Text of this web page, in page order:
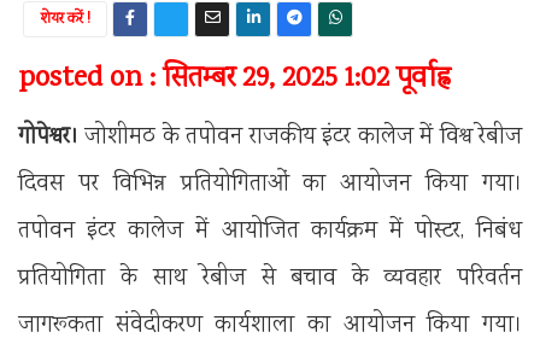
शेयर करें !
posted on : सितम्बर 29, 2025 1:02 पूर्वाह्न
गोपेश्वर। जोशीमठ के तपोवन राजकीय इंटर कालेज में विश्व रेबीज
दिवस पर विभिन्न प्रतियोगिताओं का आयोजन किया गया।
तपोवन इंटर कालेज में आयोजित कार्यक्रम में पोस्टर, निबंध
प्रतियोगिता के साथ रेबीज से बचाव के व्यवहार परिवर्तन
जागरूकता संवेदीकरण कार्यशाला का आयोजन किया गया।